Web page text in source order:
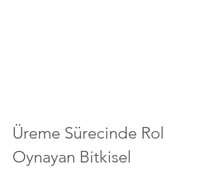
Üreme Sürecinde Rol
Oynayan Bitkisel